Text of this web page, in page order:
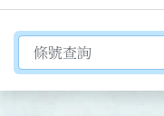
切換選擇法規資訊內容